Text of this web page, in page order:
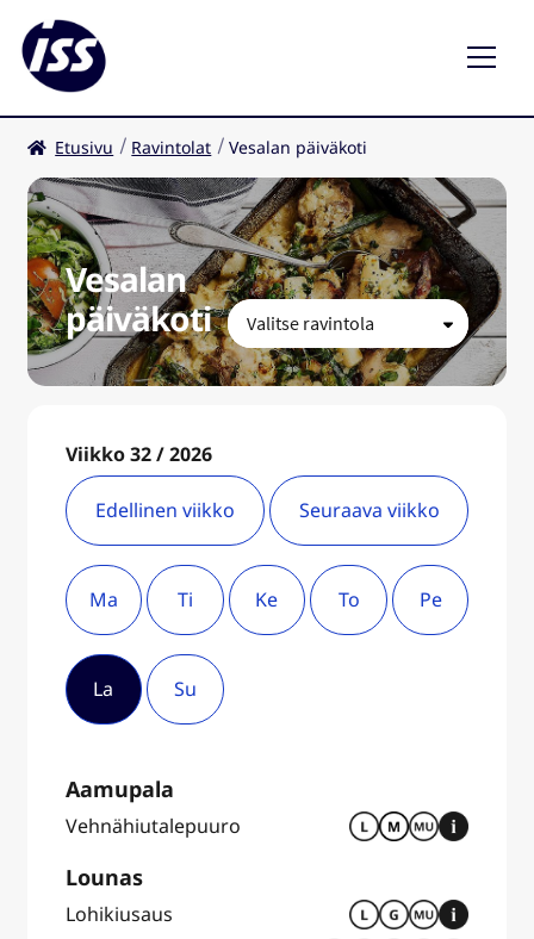
Ravintolat
Kahvilat
FI
Etusivu Ravintolat Vesalan päiväkoti
Vesalan
päiväkoti
Viikko 32 / 2026
Edellinen viikko
Ma Ti Ke To Pe
La Su
Seuraava viikko
Aamupala
Vehnähiutalepuuro
Lounas
Lohikiusaus